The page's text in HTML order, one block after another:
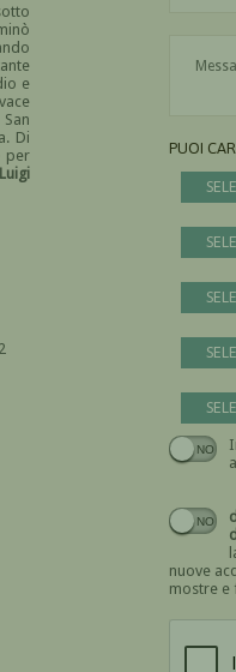
e
Di
per
Luigi
PUOI
nuove
mostre e